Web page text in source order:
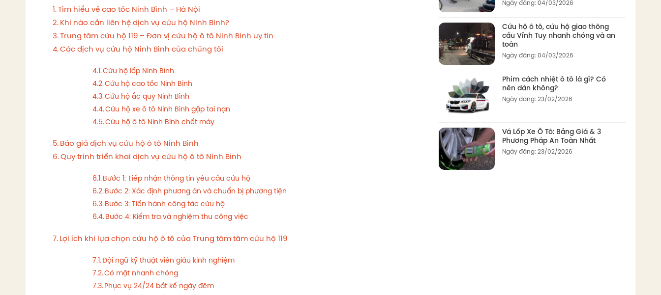
Tìm hiểu về cao tốc Ninh Bình – Hà Nội
Khi nào cần liên hệ dịch vụ cứu hộ Ninh Bình?
Trung tâm cứu hộ 119 – Đơn vị cứu hộ ô tô Ninh Bình uy tín
Các dịch vụ cứu hộ Ninh Bình của chúng tôi
Cứu hộ lốp Ninh Bình
Cứu hộ cao tốc Ninh Bình
Cứu hộ ắc quy Ninh Bình
Cứu hộ xe ô tô Ninh Bình gặp tai nạn
Cứu hộ ô tô Ninh Bình chết máy
Báo giá dịch vụ cứu hộ ô tô Ninh Bình
Quy trình triển khai dịch vụ cứu hộ ô tô Ninh Bình
Bước 1: Tiếp nhận thông tin yêu cầu cứu hộ
Bước 2: Xác định phương án và chuẩn bị phương tiện
Bước 3: Tiến hành công tác cứu hộ
Bước 4: Kiểm tra và nghiệm thu công việc
Lợi ích khi lựa chọn cứu hộ ô tô của Trung tâm tâm cứu hộ 119
Đội ngũ kỹ thuật viên giàu kinh nghiệm
Có mặt nhanh chóng
Phục vụ 24/24 bất kể ngày đêm
Ngày đăng: 04/03/2026
Cứu hộ ô tô, cứu hộ giao thông
cầu Vĩnh Tuy nhanh chóng và an
toàn
Ngày đăng: 04/03/2026
Phim cách nhiệt ô tô là gì? Có
nên dán không?
Ngày đăng: 23/02/2026
Vá Lốp Xe Ô Tô: Bảng Giá & 3
Phương Pháp An Toàn Nhất
Ngày đăng: 23/02/2026